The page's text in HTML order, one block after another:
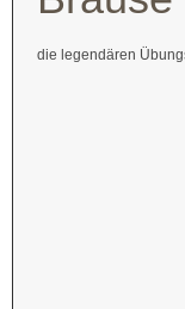
die legendären